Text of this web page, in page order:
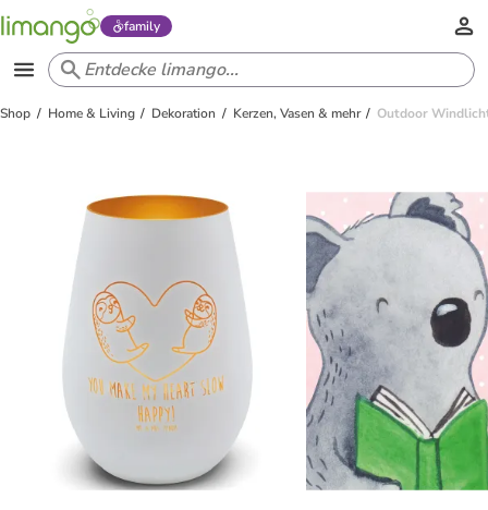
family
Shop Home & Living Dekoration Kerzen, Vasen & mehr Outdoor